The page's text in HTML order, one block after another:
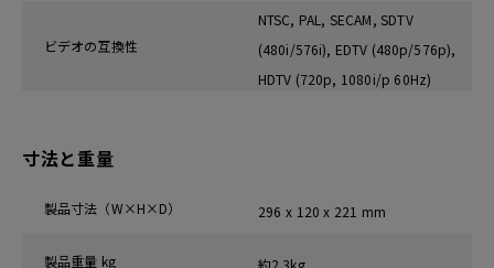
ビデオの互換性
NTSC, PAL, SECAM, SDTV
(480i/576i), EDTV (480p/576p),
HDTV (720p, 1080i/p 60Hz)
寸法と重量
製品寸法（W×H×D） 296 x 120 x 221 mm
製品重量 kg 約2.3kg